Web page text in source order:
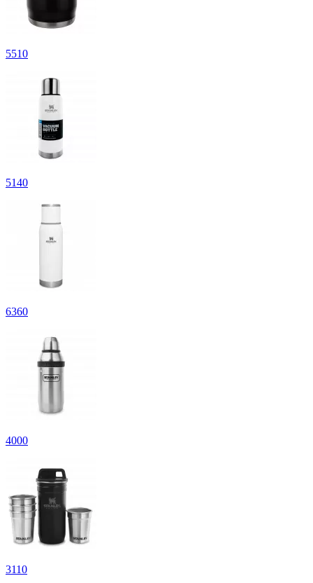
5510
5140
6360
4000
3110